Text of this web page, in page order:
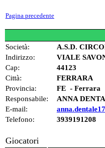
Pagina precedente
Società:
A.S.D.
Indirizzo:
VIALE
Cap:
44123
Città:
FERRARA
Provincia:
FE - Ferrara
Responsabile:
ANNA
E-mail:
Telefono:
3939191208
Giocatori